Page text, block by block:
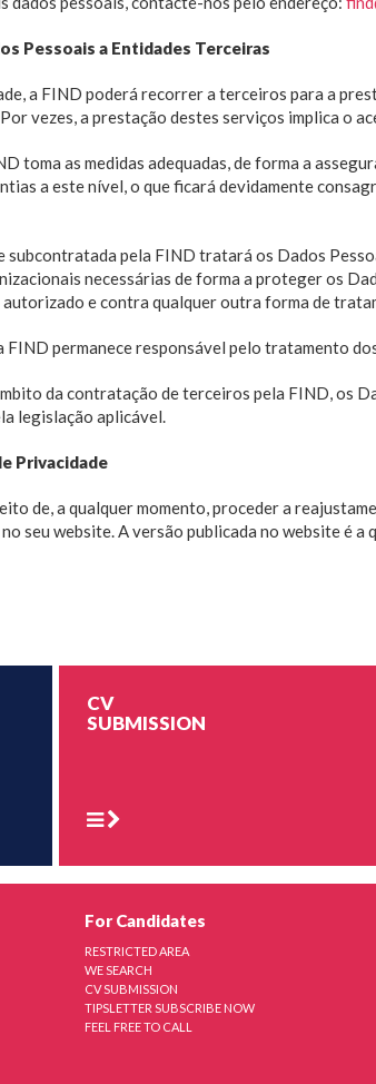
Pessoais a Entidades Terceiras
a FIND poderá recorrer a terceiros para a
vezes, a prestação destes serviços implica o
toma as medidas adequadas, de forma a
a este nível, o que ficará devidamente
subcontratada pela FIND tratará os Dados
necessárias de forma a proteger os
autorizado e contra qualquer outra forma de
FIND permanece responsável pelo tratamento
da contratação de terceiros pela FIND, os
legislação aplicável.
Privacidade
de, a qualquer momento, proceder a
seu website. A versão publicada no website é a
CV
SUBMISSION
For Candidates
RESTRICTED AREA
WE SEARCH
CV SUBMISSION
TIPSLETTER SUBSCRIBE NOW
FEEL FREE TO CALL